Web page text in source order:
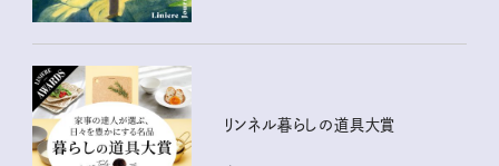
リンネル暮らしの道具大賞